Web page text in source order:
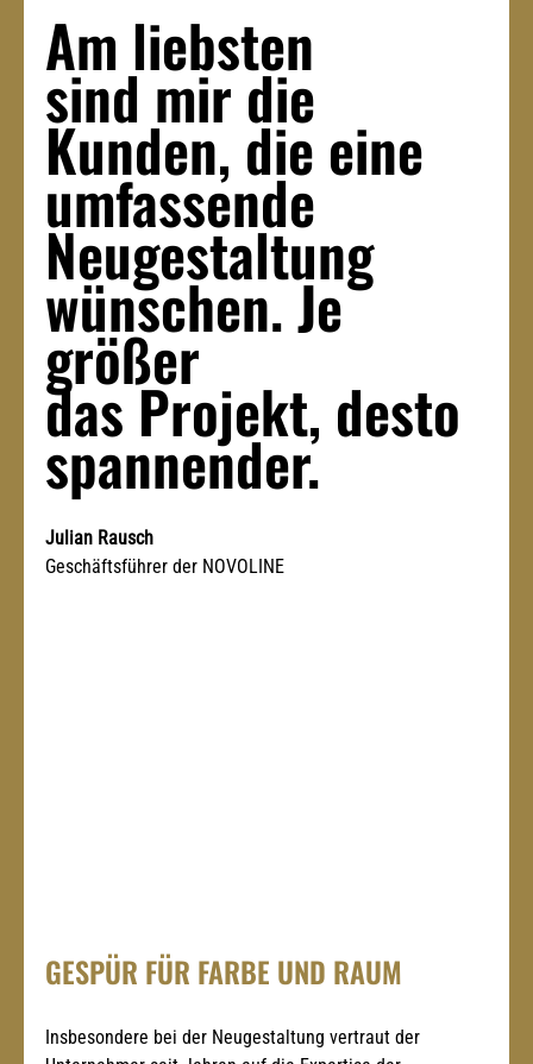
Am liebsten
sind mir die
Kunden, die eine
umfassende
Neugestaltung
wünschen. Je
größer
das Projekt, desto
spannender.
Julian Rausch
Geschäftsführer der NOVOLINE
GESPÜR FÜR FARBE UND RAUM
Insbesondere bei der Neugestaltung vertraut der